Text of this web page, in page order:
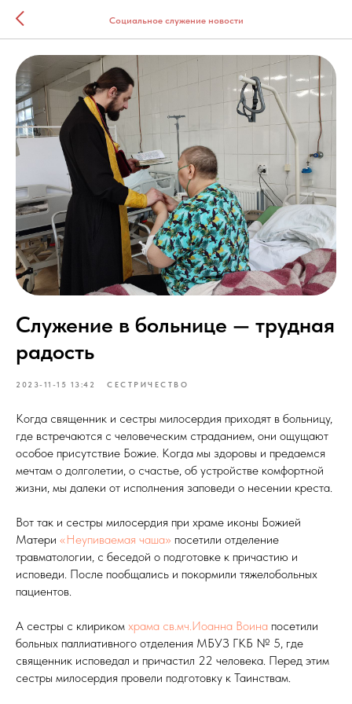
Социальное служение новости
Служение в больнице — трудная
радость
2023-11-15 13:42 СЕСТРИЧЕСТВО
Когда священник и сестры милосердия приходят в больницу,
где встречаются с человеческим страданием, они ощущают
особое присутствие Божие. Когда мы здоровы и предаемся
мечтам о долголетии, о счастье, об устройстве комфортной
жизни, мы далеки от исполнения заповеди о несении креста.
Вот так и сестры милосердия при храме иконы Божией
Матери «Неупиваемая чаша» посетили отделение
травматологии, с беседой о подготовке к причастию и
исповеди. После пообщались и покормили тяжелобольных
пациентов.
А сестры с клириком храма св.мч.Иоанна Воина посетили
больных паллиативного отделения МБУЗ ГКБ № 5, где
священник исповедал и причастил 22 человека. Перед этим
сестры милосердия провели подготовку к Таинствам.